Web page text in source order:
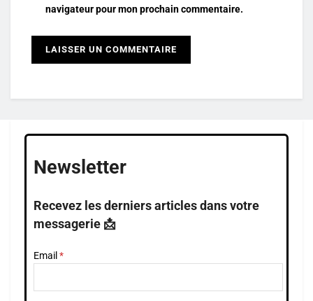
navigateur pour mon prochain commentaire.
Newsletter
Recevez les derniers articles dans votre
messagerie 📩
Email